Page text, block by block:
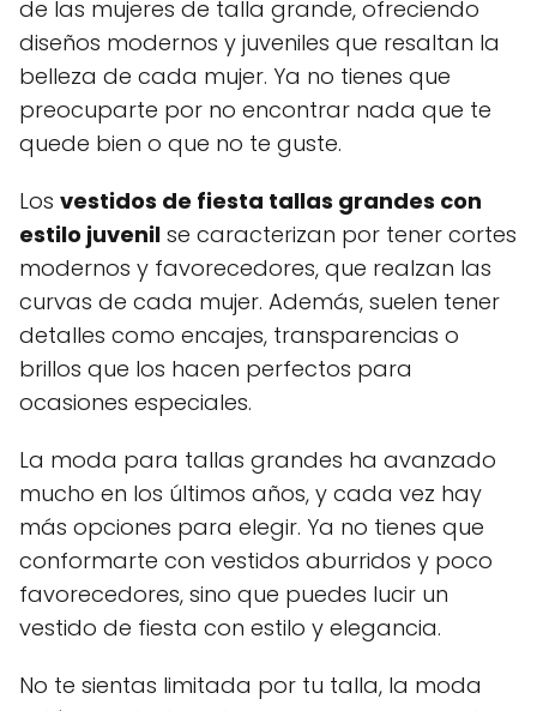
de las mujeres de talla grande, ofreciendo
diseños modernos y juveniles que resaltan la
belleza de cada mujer. Ya no tienes que
preocuparte por no encontrar nada que te
quede bien o que no te guste.
Los vestidos de fiesta tallas grandes con
estilo juvenil se caracterizan por tener cortes
modernos y favorecedores, que realzan las
curvas de cada mujer. Además, suelen tener
detalles como encajes, transparencias o
brillos que los hacen perfectos para
ocasiones especiales.
La moda para tallas grandes ha avanzado
mucho en los últimos años, y cada vez hay
más opciones para elegir. Ya no tienes que
conformarte con vestidos aburridos y poco
favorecedores, sino que puedes lucir un
vestido de fiesta con estilo y elegancia.
No te sientas limitada por tu talla, la moda